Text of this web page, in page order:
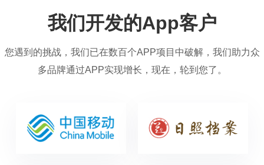
我们开发的App客户
您遇到的挑战，我们已在数百个APP项目中破解，我们助力众
多品牌通过APP实现增长，现在，轮到您了。